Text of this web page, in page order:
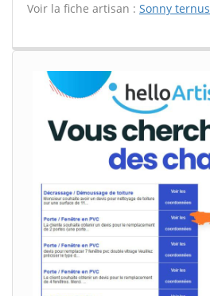
Voir la fiche artisan : Sonny ternus